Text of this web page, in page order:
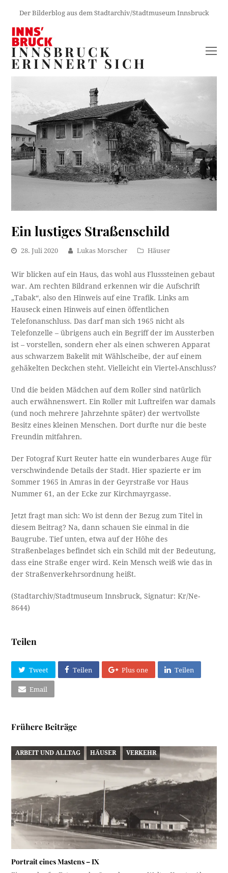
Der Bilderblog aus dem Stadtarchiv/Stadtmuseum Innsbruck
INNSBRUCK
ERINNERT SICH
Ein lustiges Straßenschild
28. Juli 2020 Lukas Morscher Häuser
Wir blicken auf ein Haus, das wohl aus Flusssteinen gebaut
war. Am rechten Bildrand erkennen wir die Aufschrift
„Tabak“, also den Hinweis auf eine Trafik. Links am
Hauseck einen Hinweis auf einen öffentlichen
Telefonanschluss. Das darf man sich 1965 nicht als
Telefonzelle – übrigens auch ein Begriff der im Aussterben
ist – vorstellen, sondern eher als einen schweren Apparat
aus schwarzem Bakelit mit Wählscheibe, der auf einem
gehäkelten Deckchen steht. Vielleicht ein Viertel-Anschluss?
Und die beiden Mädchen auf dem Roller sind natürlich
auch erwähnenswert. Ein Roller mit Luftreifen war damals
(und noch mehrere Jahrzehnte später) der wertvollste
Besitz eines kleinen Menschen. Dort durfte nur die beste
Freundin mitfahren.
Der Fotograf Kurt Reuter hatte ein wunderbares Auge für
verschwindende Details der Stadt. Hier spazierte er im
Sommer 1965 in Amras in der Geyrstraße vor Haus
Nummer 61, an der Ecke zur Kirchmayrgasse.
Jetzt fragt man sich: Wo ist denn der Bezug zum Titel in
diesem Beitrag? Na, dann schauen Sie einmal in die
Baugrube. Tief unten, etwa auf der Höhe des
Straßenbelages befindet sich ein Schild mit der Bedeutung,
dass eine Straße enger wird. Kein Mensch weiß wie das in
der Straßenverkehrsordnung heißt.
(Stadtarchiv/Stadtmuseum Innsbruck, Signatur: Kr/Ne-
8644)
Teilen
Tweet Teilen Plus one Teilen
Email
Frühere Beiträge
ARBEIT UND ALLTAG HÄUSER VERKEHR
Portrait eines Mastens – IX